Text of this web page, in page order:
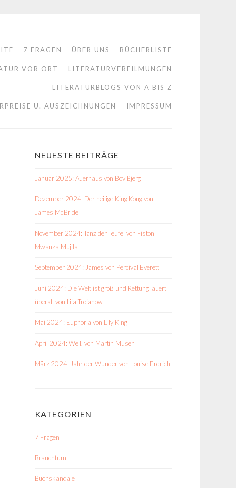
7 FRAGEN ÜBER UNS BÜCHERLISTE
VOR ORT LITERATURVERFILMUNGEN
LITERATURBLOGS VON A BIS Z
U. AUSZEICHNUNGEN IMPRESSUM
NEUESTE BEITRÄGE
Januar 2025: Auerhaus von Bov Bjerg
Dezember 2024: Der heilige King Kong von
James McBride
November 2024: Tanz der Teufel von Fiston
Mwanza Mujila
September 2024: James von Percival Everett
Juni 2024: Die Welt ist groß und Rettung lauert
überall von Ilija Trojanow
Mai 2024: Euphoria von Lily King
April 2024: Weil. von Martin Muser
März 2024: Jahr der Wunder von Louise Erdrich
KATEGORIEN
7 Fragen
Brauchtum
Buchskandale